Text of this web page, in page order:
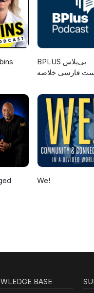
‌BPLUS بی‌پلاس
فارسی خلاصه
We!
BASE